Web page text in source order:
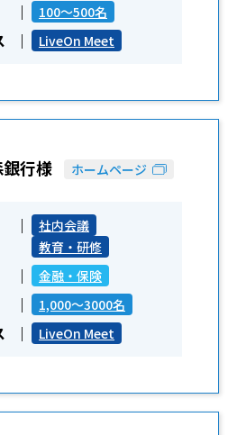
100～500名
LiveOn Meet
行様 ホームページ
社内会議
教育・研修
金融・保険
1,000～3000名
LiveOn Meet